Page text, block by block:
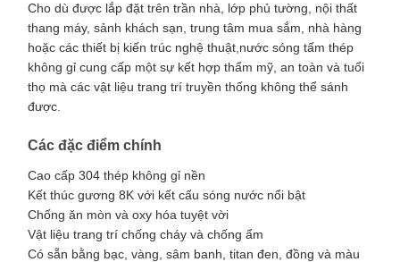
Cho dù được lắp đặt trên trần nhà, lớp phủ tường, nội thất
thang máy, sảnh khách sạn, trung tâm mua sắm, nhà hàng
hoặc các thiết bị kiến trúc nghệ thuật,nước sóng tấm thép
không gỉ cung cấp một sự kết hợp thẩm mỹ, an toàn và tuổi
thọ mà các vật liệu trang trí truyền thống không thể sánh
được.
Các đặc điểm chính
Cao cấp 304 thép không gỉ nền
Kết thúc gương 8K với kết cấu sóng nước nổi bật
Chống ăn mòn và oxy hóa tuyệt vời
Vật liệu trang trí chống cháy và chống ẩm
Có sẵn bằng bạc, vàng, sâm banh, titan đen, đồng và màu